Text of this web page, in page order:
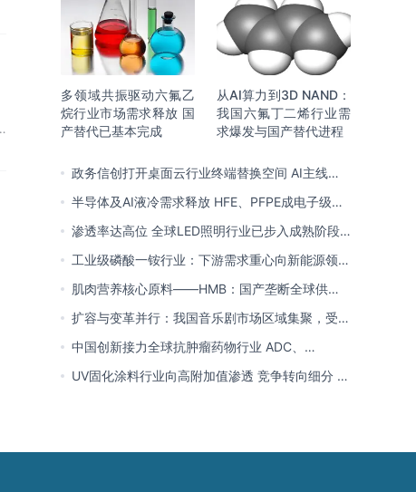
多领域共振驱动六氟乙
烷行业市场需求释放 国
产替代已基本完成
从AI算力到3D NAND：
我国六氟丁二烯行业需
求爆发与国产替代进程
政务信创打开桌面云行业终端替换空间 AI主线重
塑竞争逻辑 中国本土厂商全面反超
半导体及AI液冷需求释放 HFE、PFPE成电子级氟
化液行业主流 3M退场下国产高端突破加速
渗透率达高位 全球LED照明行业已步入成熟阶段
未来将向集成化、智能化方向演进
工业级磷酸一铵行业：下游需求重心向新能源领域
转移 产业链一体化趋势清晰
肌肉营养核心原料——HMB：国产垄断全球供给
市场 龙头构筑全方位竞争壁垒
扩容与变革并行：我国音乐剧市场区域集聚，受众
群体更新，内容生态持续完善
中国创新接力全球抗肿瘤药物行业 ADC、
CDK4/6与BTK引领 医保落地促专特药双渠道格局
UV固化涂料行业向高附加值渗透 竞争转向细分 恒